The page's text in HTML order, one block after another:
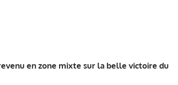
en zone mixte sur la belle victoire du